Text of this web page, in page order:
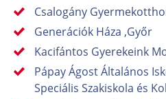
Csalogány
Generációk Háza ,Győr
Kacifántos Gyerekeink
Pápay Ágost Általános
Speciális Szakiskola és